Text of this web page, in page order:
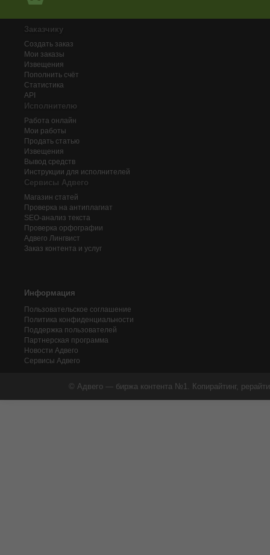
Заказчику
Создать заказ
Мои заказы
Извещения
Пополнить счёт
Статистика
API
Исполнителю
Работа онлайн
Мои работы
Продать статью
Извещения
Вывод средств
Инструкции для исполнителей
Сервисы Адвего
Магазин статей
Проверка на антиплагиат
SEO-анализ текста
Проверка орфографии
Адвего Лингвист
Заказ контента и услуг
Информация
Пользовательское соглашение
Политика конфиденциальности
Поддержка пользователей
Партнерская программа
Новости Адвего
Сервисы Адвего
© Адвего — биржа контента №1. Копирайтинг,